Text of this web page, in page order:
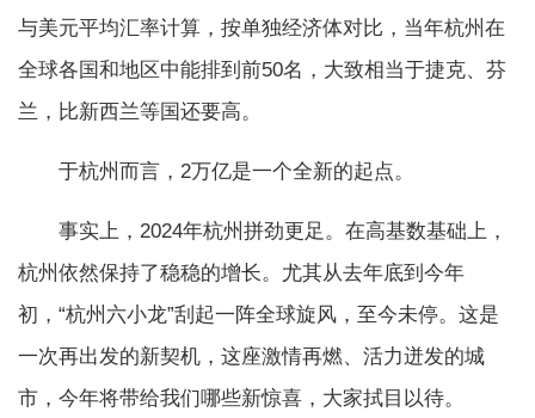
与美元平均汇率计算，按单独经济体对比，当年杭州在
全球各国和地区中能排到前50名，大致相当于捷克、芬
兰，比新西兰等国还要高。
于杭州而言，2万亿是一个全新的起点。
事实上，2024年杭州拼劲更足。在高基数基础上，
杭州依然保持了稳稳的增长。尤其从去年底到今年
初，“杭州六小龙”刮起一阵全球旋风，至今未停。这是
一次再出发的新契机，这座激情再燃、活力迸发的城
市，今年将带给我们哪些新惊喜，大家拭目以待。